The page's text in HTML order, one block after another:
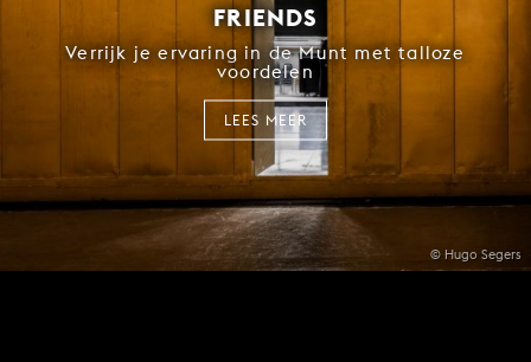
© Hugo Segers
FRIENDS
Verrijk je ervaring in de Munt met talloze
voordelen
LEES MEER